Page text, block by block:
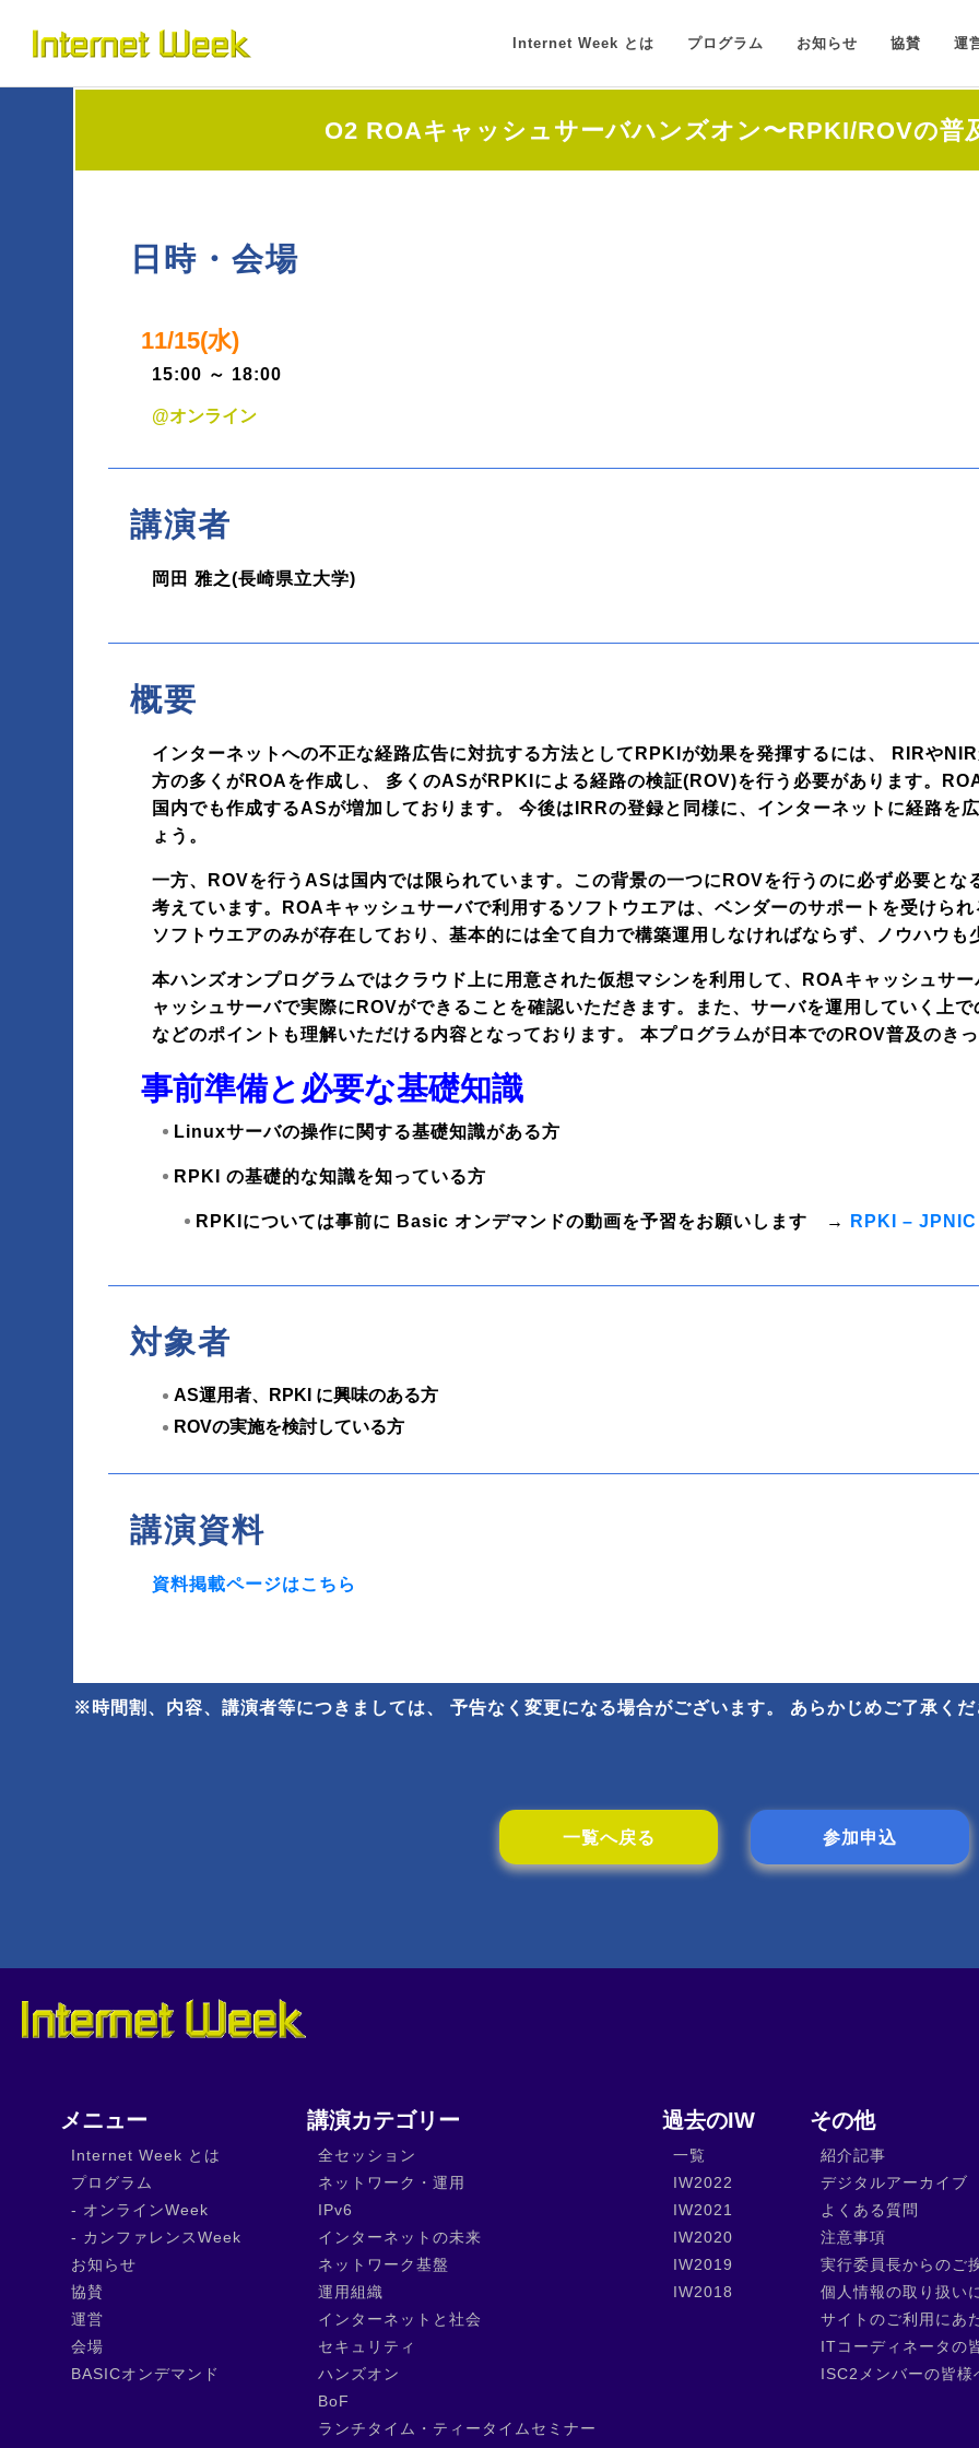
Internet Week とは プログラム お知らせ 協賛 運
トップ
Internet Week とは
BASICオンデマンド
マイページ
O2 ROAキャッシュサーバハンズオン〜RPKI/ROVの普
日時・会場
11/15(水)
15:00 ～ 18:00
@オンライン
講演者
岡田 雅之(長崎県立大学)
概要
インターネットへの不正な経路広告に対抗する方法としてRPKIが効果を発揮するには、 RIRや
方の多くがROAを作成し、 多くのASがRPKIによる経路の検証(ROV)を行う必要があります。
国内でも作成するASが増加しております。 今後はIRRの登録と同様に、インターネットに経路を
ょう。
一方、ROVを行うASは国内では限られています。この背景の一つにROVを行うのに必ず必要と
考えています。ROAキャッシュサーバで利用するソフトウエアは、ベンダーのサポートを受けら
ソフトウエアのみが存在しており、基本的には全て自力で構築運用しなければならず、ノウハウも
本ハンズオンプログラムではクラウド上に用意された仮想マシンを利用して、ROAキャッシュサ
ャッシュサーバで実際にROVができることを確認いただきます。また、サーバを運用していく上
などのポイントも理解いただける内容となっております。 本プログラムが日本でのROV普及のき
事前準備と必要な基礎知識
Linuxサーバの操作に関する基礎知識がある方
RPKI の基礎的な知識を知っている方
RPKIについては事前に Basic オンデマンドの動画を予習をお願いします → RPKI – JPNIC
対象者
AS運用者、RPKI に興味のある方
ROVの実施を検討している方
講演資料
資料掲載ページはこちら
※時間割、内容、講演者等につきましては、 予告なく変更になる場合がございます。 あらかじめご了承く
一覧へ戻る 参加申込
メニュー
Internet Week とは
プログラム
- オンラインWeek
- カンファレンスWeek
お知らせ
協賛
運営
会場
BASICオンデマンド
講演カテゴリー
全セッション
ネットワーク・運用
IPv6
インターネットの未来
ネットワーク基盤
運用組織
インターネットと社会
セキュリティ
ハンズオン
BoF
ランチタイム・ティータイムセミナー
過去のIW
一覧
IW2022
IW2021
IW2020
IW2019
IW2018
その他
紹介記事
デジタルアーカイブ
よくある質問
注意事項
実行委員長からのご
個人情報の取り扱い
サイトのご利用にあ
ITコーディネータの
ISC2メンバーの皆様